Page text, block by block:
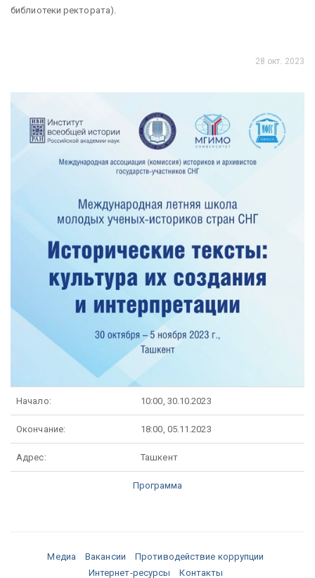
библиотеки ректората).
28 окт. 2023
Начало: 10:00, 30.10.2023
Окончание: 18:00, 05.11.2023
Адрес: Ташкент
Программа
Медиа Вакансии
Противодействие коррупции
Интернет-ресурсы
Контакты